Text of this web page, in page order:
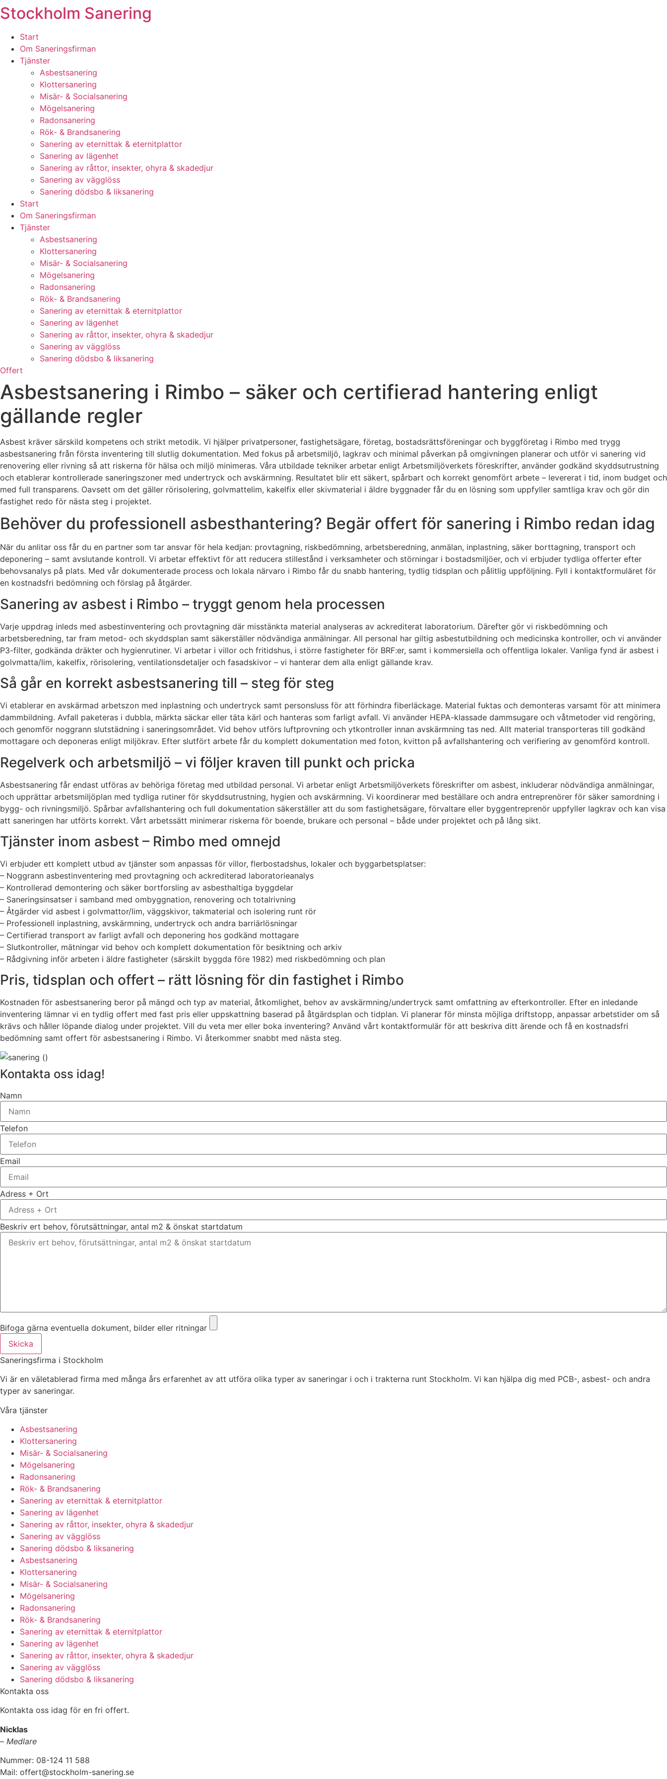
Skip
to
content
Stockholm Sanering
Start
Om Saneringsfirman
Tjänster
Asbestsanering
Klottersanering
Misär- & Socialsanering
Mögelsanering
Radonsanering
Rök- & Brandsanering
Sanering av eternittak & eternitplattor
Sanering av lägenhet
Sanering av råttor, insekter, ohyra & skadedjur
Sanering av vägglöss
Sanering dödsbo & liksanering
Start
Om Saneringsfirman
Tjänster
Asbestsanering
Klottersanering
Misär- & Socialsanering
Mögelsanering
Radonsanering
Rök- & Brandsanering
Sanering av eternittak & eternitplattor
Sanering av lägenhet
Sanering av råttor, insekter, ohyra & skadedjur
Sanering av vägglöss
Sanering dödsbo & liksanering
Offert
Asbestsanering i Rimbo – säker och certifierad hantering enligt
gällande regler
Asbest kräver särskild kompetens och strikt metodik. Vi hjälper privatpersoner, fastighetsägare, företag, bostadsrättsföreningar och byggföretag i Rimbo med trygg
asbestsanering från första inventering till slutlig dokumentation. Med fokus på arbetsmiljö, lagkrav och minimal påverkan på omgivningen planerar och utför vi sanering vid
renovering eller rivning så att riskerna för hälsa och miljö minimeras. Våra utbildade tekniker arbetar enligt Arbetsmiljöverkets föreskrifter, använder godkänd skyddsutrustning
och etablerar kontrollerade saneringszoner med undertryck och avskärmning. Resultatet blir ett säkert, spårbart och korrekt genomfört arbete – levererat i tid, inom budget och
med full transparens. Oavsett om det gäller rörisolering, golvmattelim, kakelfix eller skivmaterial i äldre byggnader får du en lösning som uppfyller samtliga krav och gör din
fastighet redo för nästa steg i projektet.
Behöver du professionell asbesthantering? Begär offert för sanering i Rimbo redan idag
När du anlitar oss får du en partner som tar ansvar för hela kedjan: provtagning, riskbedömning, arbetsberedning, anmälan, inplastning, säker borttagning, transport och
deponering – samt avslutande kontroll. Vi arbetar effektivt för att reducera stillestånd i verksamheter och störningar i bostadsmiljöer, och vi erbjuder tydliga offerter efter
behovsanalys på plats. Med vår dokumenterade process och lokala närvaro i Rimbo får du snabb hantering, tydlig tidsplan och pålitlig uppföljning. Fyll i kontaktformuläret för
en kostnadsfri bedömning och förslag på åtgärder.
Sanering av asbest i Rimbo – tryggt genom hela processen
Varje uppdrag inleds med asbestinventering och provtagning där misstänkta material analyseras av ackrediterat laboratorium. Därefter gör vi riskbedömning och
arbetsberedning, tar fram metod- och skyddsplan samt säkerställer nödvändiga anmälningar. All personal har giltig asbestutbildning och medicinska kontroller, och vi använder
P3-filter, godkända dräkter och hygienrutiner. Vi arbetar i villor och fritidshus, i större fastigheter för BRF:er, samt i kommersiella och offentliga lokaler. Vanliga fynd är asbest i
golvmatta/lim, kakelfix, rörisolering, ventilationsdetaljer och fasadskivor – vi hanterar dem alla enligt gällande krav.
Så går en korrekt asbestsanering till – steg för steg
Vi etablerar en avskärmad arbetszon med inplastning och undertryck samt personsluss för att förhindra fiberläckage. Material fuktas och demonteras varsamt för att minimera
dammbildning. Avfall paketeras i dubbla, märkta säckar eller täta kärl och hanteras som farligt avfall. Vi använder HEPA-klassade dammsugare och våtmetoder vid rengöring,
och genomför noggrann slutstädning i saneringsområdet. Vid behov utförs luftprovning och ytkontroller innan avskärmning tas ned. Allt material transporteras till godkänd
mottagare och deponeras enligt miljökrav. Efter slutfört arbete får du komplett dokumentation med foton, kvitton på avfallshantering och verifiering av genomförd kontroll.
Regelverk och arbetsmiljö – vi följer kraven till punkt och pricka
Asbestsanering får endast utföras av behöriga företag med utbildad personal. Vi arbetar enligt Arbetsmiljöverkets föreskrifter om asbest, inkluderar nödvändiga anmälningar,
och upprättar arbetsmiljöplan med tydliga rutiner för skyddsutrustning, hygien och avskärmning. Vi koordinerar med beställare och andra entreprenörer för säker samordning i
bygg- och rivningsmiljö. Spårbar avfallshantering och full dokumentation säkerställer att du som fastighetsägare, förvaltare eller byggentreprenör uppfyller lagkrav och kan visa
att saneringen har utförts korrekt. Vårt arbetssätt minimerar riskerna för boende, brukare och personal – både under projektet och på lång sikt.
Tjänster inom asbest – Rimbo med omnejd
Vi erbjuder ett komplett utbud av tjänster som anpassas för villor, flerbostadshus, lokaler och byggarbetsplatser:
– Noggrann asbestinventering med provtagning och ackrediterad laboratorieanalys
– Kontrollerad demontering och säker bortforsling av asbesthaltiga byggdelar
– Saneringsinsatser i samband med ombyggnation, renovering och totalrivning
– Åtgärder vid asbest i golvmattor/lim, väggskivor, takmaterial och isolering runt rör
– Professionell inplastning, avskärmning, undertryck och andra barriärlösningar
– Certifierad transport av farligt avfall och deponering hos godkänd mottagare
– Slutkontroller, mätningar vid behov och komplett dokumentation för besiktning och arkiv
– Rådgivning inför arbeten i äldre fastigheter (särskilt byggda före 1982) med riskbedömning och plan
Pris, tidsplan och offert – rätt lösning för din fastighet i Rimbo
Kostnaden för asbestsanering beror på mängd och typ av material, åtkomlighet, behov av avskärmning/undertryck samt omfattning av efterkontroller. Efter en inledande
inventering lämnar vi en tydlig offert med fast pris eller uppskattning baserad på åtgärdsplan och tidplan. Vi planerar för minsta möjliga driftstopp, anpassar arbetstider om så
krävs och håller löpande dialog under projektet. Vill du veta mer eller boka inventering? Använd vårt kontaktformulär för att beskriva ditt ärende och få en kostnadsfri
bedömning samt offert för asbestsanering i Rimbo. Vi återkommer snabbt med nästa steg.
Kontakta oss idag!
Namn
Telefon
Email
Adress + Ort
Beskriv ert behov, förutsättningar, antal m2 & önskat startdatum
Bifoga gärna eventuella dokument, bilder eller ritningar
Skicka
Saneringsfirma i Stockholm
Vi är en väletablerad firma med många års erfarenhet av att utföra olika typer av saneringar i och i trakterna runt Stockholm. Vi kan hjälpa dig med PCB-, asbest- och andra
typer av saneringar.
Våra tjänster
Asbestsanering
Klottersanering
Misär- & Socialsanering
Mögelsanering
Radonsanering
Rök- & Brandsanering
Sanering av eternittak & eternitplattor
Sanering av lägenhet
Sanering av råttor, insekter, ohyra & skadedjur
Sanering av vägglöss
Sanering dödsbo & liksanering
Asbestsanering
Klottersanering
Misär- & Socialsanering
Mögelsanering
Radonsanering
Rök- & Brandsanering
Sanering av eternittak & eternitplattor
Sanering av lägenhet
Sanering av råttor, insekter, ohyra & skadedjur
Sanering av vägglöss
Sanering dödsbo & liksanering
Kontakta oss
Kontakta oss idag för en fri offert.
Nicklas
– Medlare
Nummer: 08-124 11 588
Mail: offert@stockholm-sanering.se